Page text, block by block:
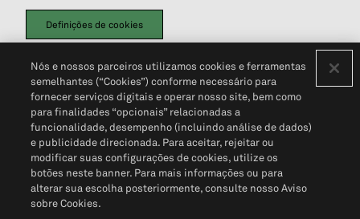
Definições de cookies
Política de PrivacidadePortal de privacidade do cliente (em inglês)
Não Venda Minhas Informações Pessoais© 2026 S&P Global
Nós e nossos parceiros utilizamos cookies e ferramentas
semelhantes (“Cookies”) conforme necessário para
fornecer serviços digitais e operar nosso site, bem como
para finalidades “opcionais” relacionadas a
funcionalidade, desempenho (incluindo análise de dados)
e publicidade direcionada. Para aceitar, rejeitar ou
modificar suas configurações de cookies, utilize os
botões neste banner. Para mais informações ou para
alterar sua escolha posteriormente, consulte nosso Aviso
sobre Cookies.